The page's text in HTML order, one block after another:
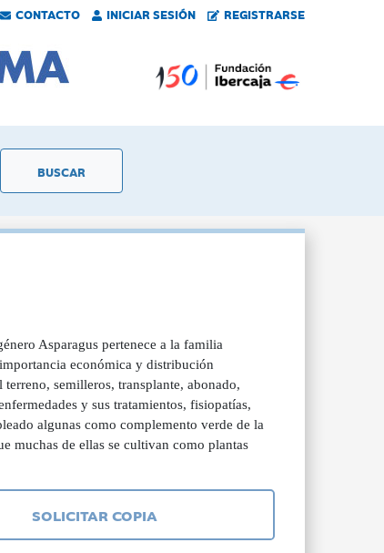
CONTACTO INICIAR SESIÓN REGISTRARSE
Asparagus pertenece a la familia
económica y distribución
semilleros, transplante, abonado,
y sus tratamientos, fisiopatías,
algunas como complemento verde de la
muchas de ellas se cultivan como plantas
SOLICITAR COPIA